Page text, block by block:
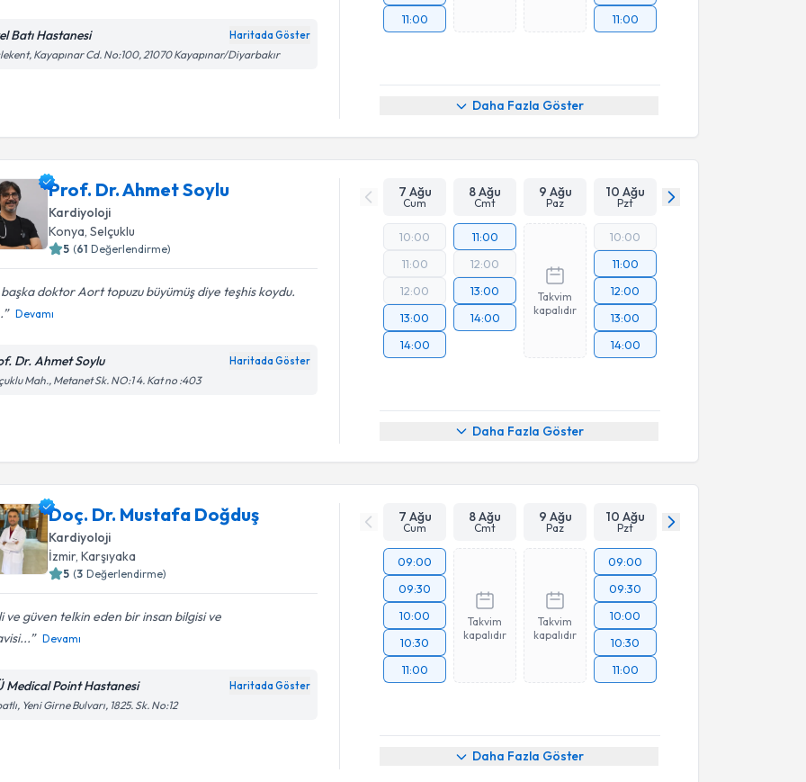
Batı Hastanesi Haritada Göster
Kayapınar Cd. No:100, 21070 Kayapınar/Diyarbakır
11:00
11:00
Daha Fazla Göster
Prof. Dr. Ahmet Soylu
Kardiyoloji
Konya , Selçuklu
5 (61 Değerlendirme)
doktor Aort topuzu büyümüş diye teşhis koydu.
Devamı
Dr. Ahmet Soylu Haritada Göster
Mah., Metanet Sk. NO:1 4. Kat no :403
7 Ağu
Cum
8 Ağu
Cmt
9 Ağu
Paz
10 Ağu
Pzt
10:00
11:00
12:00
13:00
14:00
11:00
12:00
13:00
14:00
Takvim
kapalıdır
10:00
11:00
12:00
13:00
14:00
Daha Fazla Göster
Doç. Dr. Mustafa Doğduş
Kardiyoloji
İzmir, Karşıyaka
5 (3 Değerlendirme)
ve güven telkin eden bir insan bilgisi ve
Devamı
Medical Point Hastanesi Haritada Göster
Yeni Girne Bulvarı, 1825. Sk. No:12
7 Ağu
Cum
8 Ağu
Cmt
9 Ağu
Paz
10 Ağu
Pzt
09:00
09:30
10:00
10:30
11:00
Takvim
kapalıdır
Takvim
kapalıdır
09:00
09:30
10:00
10:30
11:00
Daha Fazla Göster
Randevu Takvimi Talebi